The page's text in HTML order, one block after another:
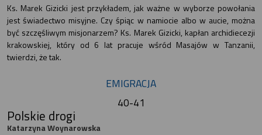
Ks. Marek Gizicki jest przykładem, jak ważne w wyborze powołania
jest świadectwo misyjne. Czy śpiąc w namiocie albo w aucie, można
być szczęśliwym misjonarzem? Ks. Marek Gizicki, kapłan archidiecezji
krakowskiej, który od 6 lat pracuje wśród Masajów w Tanzanii,
twierdzi, że tak.
EMIGRACJA
40-41
Polskie drogi
Katarzyna Woynarowska